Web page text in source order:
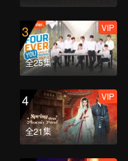
3
全25集
VIP
4
全21集
VIP